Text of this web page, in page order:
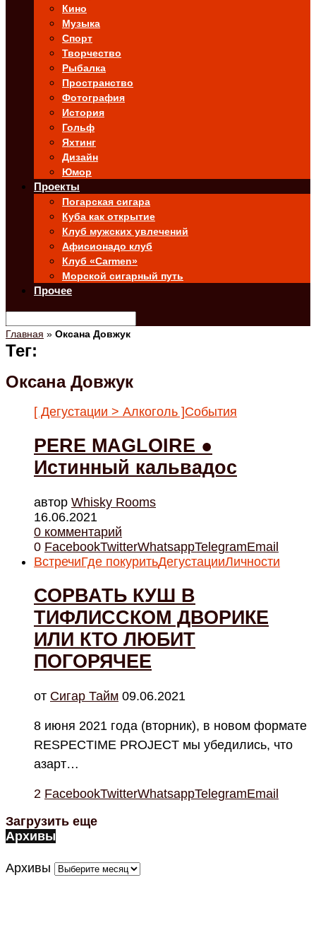
Кино
Музыка
Спорт
Творчество
Рыбалка
Пространство
Фотография
История
Гольф
Яхтинг
Дизайн
Юмор
Проекты
Погарская сигара
Куба как открытие
Клуб мужских увлечений
Афисионадо клуб
Клуб «Carmen»
Морской сигарный путь
Прочее
Главная » Оксана Довжук
Тег:
Оксана Довжук
[ Дегустации > Алкоголь ]События
PERE MAGLOIRE ●
Истинный кальвадос
автор Whisky Rooms
16.06.2021
0 комментарий
0 FacebookTwitterWhatsappTelegramEmail
ВстречиГде покуритьДегустацииЛичности
СОРВАТЬ КУШ В
ТИФЛИССКОМ ДВОРИКЕ
ИЛИ КТО ЛЮБИТ
ПОГОРЯЧЕЕ
от Cигар Тайм 09.06.2021
8 июня 2021 года (вторник), в новом формате
RESPECTIME PROJECT мы убедились, что
азарт…
2 FacebookTwitterWhatsappTelegramEmail
Загрузить еще
Архивы
Архивы